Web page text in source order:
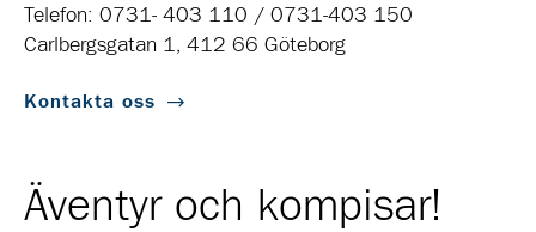
Telefon: 0731- 403 110 / 0731-403 150
Carlbergsgatan 1, 412 66 Göteborg
Kontakta oss
Äventyr och kompisar!